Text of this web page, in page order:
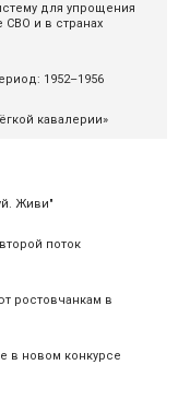
Живи"
поток
ростовчанкам в
в новом конкурсе
для упрощения
СВО и в странах
1952–1956
кавалерии»